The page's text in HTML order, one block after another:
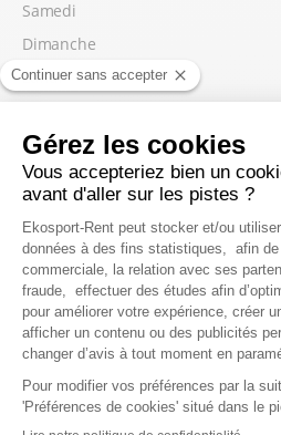
Samedi
Dimanche
Lundi
Mercredi
Jeudi
NOUS TROUVER